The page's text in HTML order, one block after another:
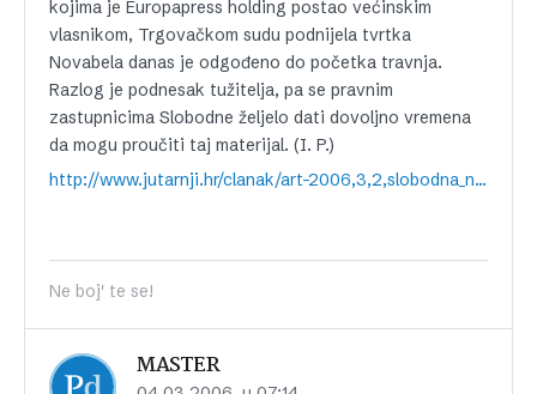
kojima je Europapress holding postao većinskim
vlasnikom, Trgovačkom sudu podnijela tvrtka
Novabela danas je odgođeno do početka travnja.
Razlog je podnesak tužitelja, pa se pravnim
zastupnicima Slobodne željelo dati dovoljno vremena
da mogu proučiti taj materijal. (I. P.)
http://www.jutarnji.hr/clanak/art-2006,3,2,slobodna_novabela,14679.jl
Ne boj' te se!
MASTER